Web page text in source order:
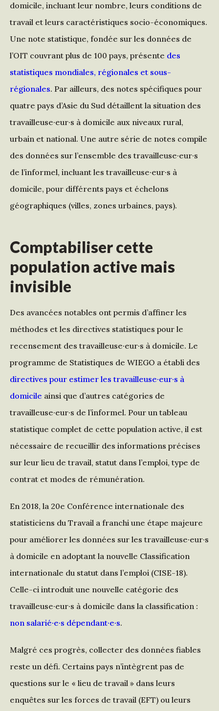
domicile, incluant leur nombre, leurs conditions de
travail et leurs caractéristiques socio-économiques.
Une note statistique, fondée sur les données de
l’OIT couvrant plus de 100 pays, présente des
statistiques mondiales, régionales et sous-
régionales. Par ailleurs, des notes spécifiques pour
quatre pays d’Asie du Sud détaillent la situation des
travailleuse·eur·s à domicile aux niveaux rural,
urbain et national. Une autre série de notes compile
des données sur l’ensemble des travailleuse·eur·s
de l’informel, incluant les travailleuse·eur·s à
domicile, pour différents pays et échelons
géographiques (villes, zones urbaines, pays).
Comptabiliser cette
population active mais
invisible
Des avancées notables ont permis d’affiner les
méthodes et les directives statistiques pour le
recensement des travailleuse·eur·s à domicile. Le
programme de Statistiques de WIEGO a établi des
directives pour estimer les travailleuse·eur·s à
domicile ainsi que d’autres catégories de
travailleuse·eur·s de l’informel. Pour un tableau
statistique complet de cette population active, il est
nécessaire de recueillir des informations précises
sur leur lieu de travail, statut dans l’emploi, type de
contrat et modes de rémunération.
En 2018, la 20e Conférence internationale des
statisticiens du Travail a franchi une étape majeure
pour améliorer les données sur les travailleuse·eur·s
à domicile en adoptant la nouvelle Classification
internationale du statut dans l’emploi (CISE-18).
Celle-ci introduit une nouvelle catégorie des
travailleuse·eur·s à domicile dans la classification :
non salarié·e·s dépendant·e·s.
Malgré ces progrès, collecter des données fiables
reste un défi. Certains pays n’intègrent pas de
questions sur le « lieu de travail » dans leurs
enquêtes sur les forces de travail (EFT) ou leurs